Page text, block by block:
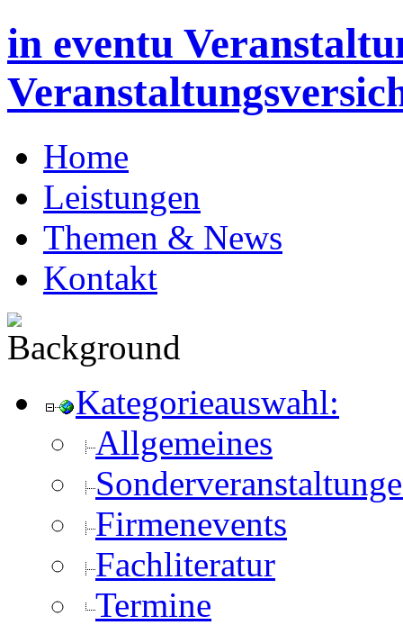
in eventu
Home
Leistungen
Themen & News
Kontakt
Kategorieauswahl:
Allgemeines
Firmenevents
Fachliteratur
Termine